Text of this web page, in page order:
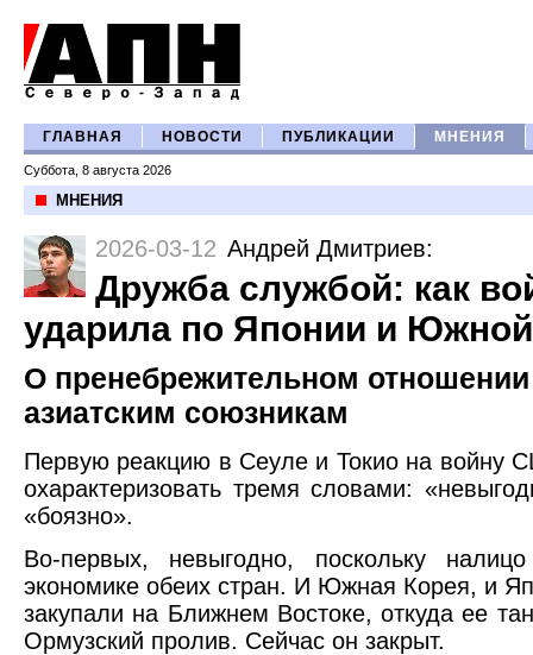
ГЛАВНАЯ НОВОСТИ ПУБЛИКАЦИИ МНЕНИЯ
Суббота, 8 августа 2026
МНЕНИЯ
2026-03-12 Андрей Дмитриев:
Дружба службой: как
ударила по Японии и
О пренебрежительном
азиатским союзникам
Первую реакцию в Сеуле и Токио на войну
охарактеризовать тремя словами:
«боязно».
Во-первых, невыгодно, поскольку
экономике обеих стран. И Южная Корея, и
закупали на Ближнем Востоке, откуда ее
Ормузский пролив. Сейчас он закрыт.